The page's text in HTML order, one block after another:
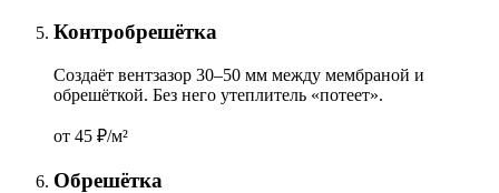
Контробрешётка
Создаёт вентзазор 30–50 мм между мембраной и
обрешёткой. Без него утеплитель «потеет».
от 45 ₽/м²
Обрешётка